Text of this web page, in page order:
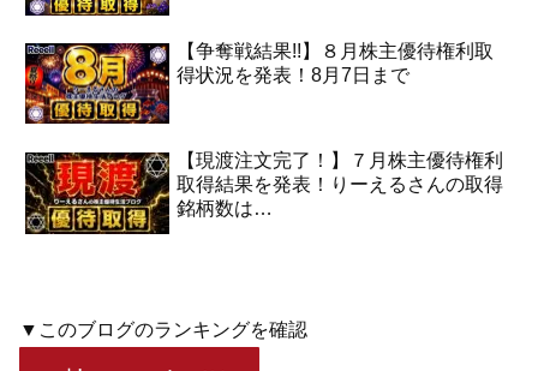
【争奪戦結果!!】８月株主優待権利取
得状況を発表！8月7日まで
【現渡注文完了！】７月株主優待権利
取得結果を発表！りーえるさんの取得
銘柄数は…
▼このブログのランキングを確認